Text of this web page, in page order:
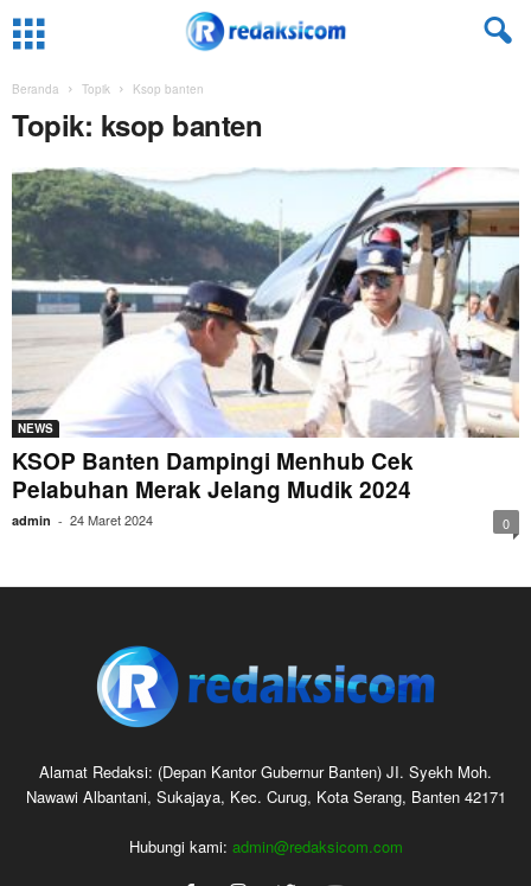
Beranda Topik Ksop banten
Topik: ksop banten
NEWS
KSOP Banten Dampingi Menhub Cek
Pelabuhan Merak Jelang Mudik 2024
admin - 24 Maret 2024 0
Alamat Redaksi: (Depan Kantor Gubernur Banten) JI. Syekh Moh.
Nawawi Albantani, Sukajaya, Kec. Curug, Kota Serang, Banten 42171
Hubungi kami: admin@redaksicom.com